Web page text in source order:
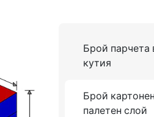
Брой парчета
кутия
Брой
палетен слой